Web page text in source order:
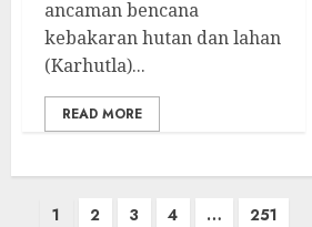
ancaman bencana
kebakaran hutan dan lahan
(Karhutla)...
READ MORE
1 2 3 4 …
251